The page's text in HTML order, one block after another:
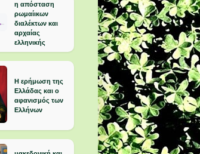
η απόσταση
ρωμαίικων
διαλέκτων και
αρχαίας
ελληνικής
Η ερήμωση της
Ελλάδας και ο
αφανισμός των
Ελλήνων